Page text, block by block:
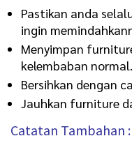
Pastikan anda
ingin
Menyimpan
kelembaban normal.
Bersihkan dengan
Jauhkan furniture
Catatan Tambahan :